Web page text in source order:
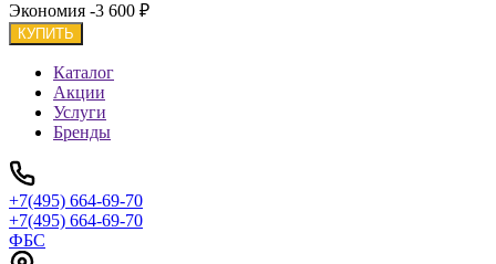
Экономия -3 600 ₽
КУПИТЬ
Каталог
Акции
Услуги
Бренды
+7(495) 664-69-70
+7(495) 664-69-70
ФБС